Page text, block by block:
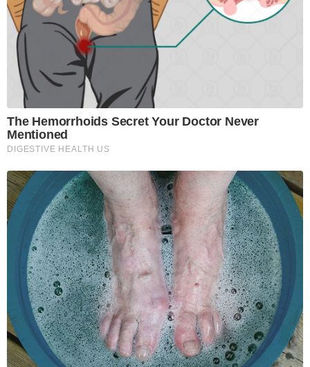
The Hemorrhoids Secret Your Doctor Never
Mentioned
DIGESTIVE HEALTH US